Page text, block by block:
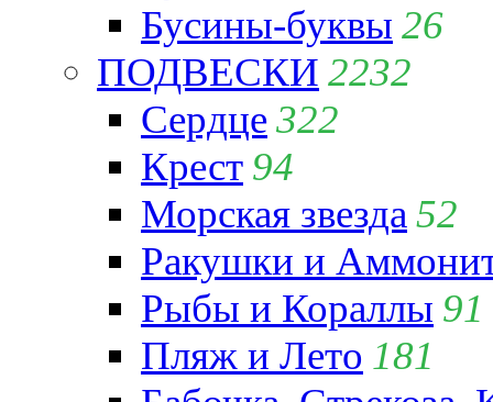
Бусины-буквы 26
ПОДВЕСКИ 2232
Сердце322
Крест 94
Морская звезда 52
Ракушки и
Рыбы и Кораллы 91
Пляж и Лето 181